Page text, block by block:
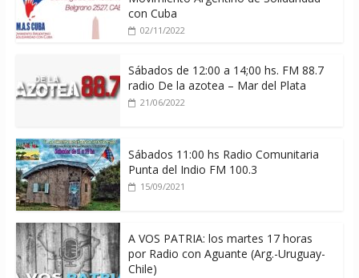
con Cuba
02/11/2022
Sábados de 12:00 a 14;00 hs. FM 88.7
radio De la azotea – Mar del Plata
21/06/2022
Sábados 11:00 hs Radio Comunitaria
Punta del Indio FM 100.3
15/09/2021
A VOS PATRIA: los martes 17 horas
por Radio con Aguante (Arg.-Uruguay-
Chile)